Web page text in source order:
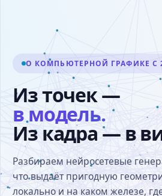
О КОМПЬЮТЕРНОЙ ГРАФИКЕ С
Из точек —
в модель.
Из кадра — в
Разбираем нейросетевые
что выдаёт пригодную
локально и на каком железе,